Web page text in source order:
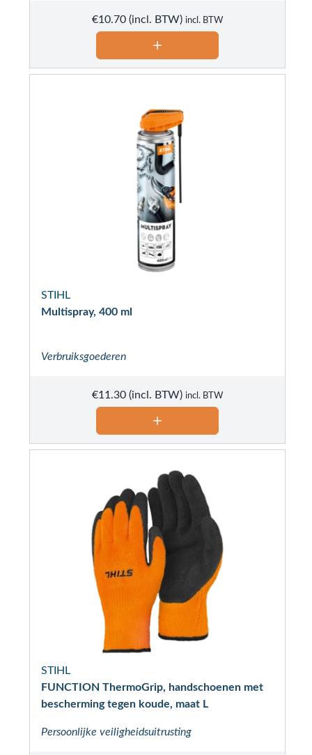
€10.70 incl. BTW
STIHL
Multispray, 400 ml
Verbruiksgoederen
€11.30 incl. BTW
STIHL
FUNCTION ThermoGrip, handschoenen met
bescherming tegen koude, maat L
Persoonlijke veiligheidsuitrusting